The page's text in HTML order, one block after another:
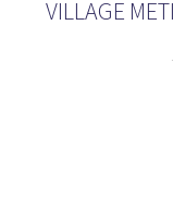
VILLAGE